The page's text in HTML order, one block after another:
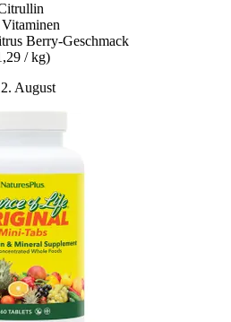
Berry-Geschmack
/ kg)
August